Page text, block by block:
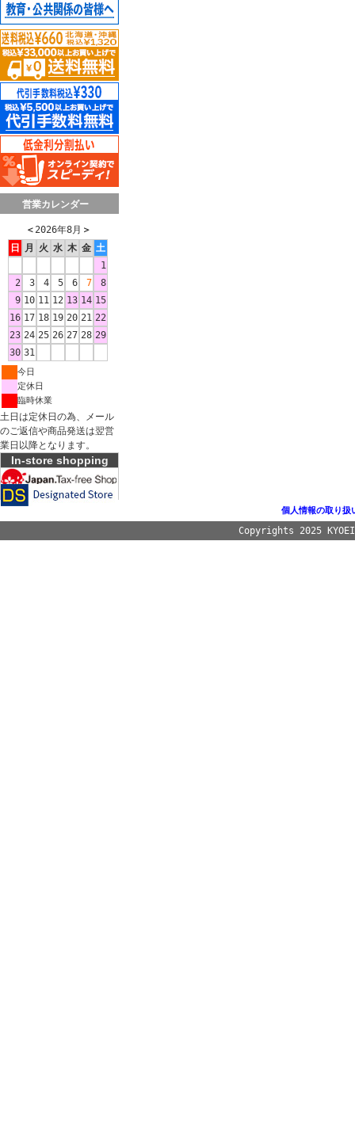
営業カレンダー
＜ 2026年8月 ＞
日
月 火 水 木 金 土
1
2
3 4 5 6 7
8
9 10 11 12 13 14 15
16 17 18 19 20 21 22
23 24 25 26 27 28 29
30 31
今日
定休日
臨時休業
土日は定休日の為、メール
のご返信や商品発送は翌営
業日以降となります。
In-store shopping
個人情報の取り扱
Copyrights 2025